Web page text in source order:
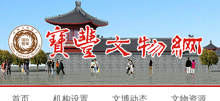
首页 机构设置 文博动态 文物资源